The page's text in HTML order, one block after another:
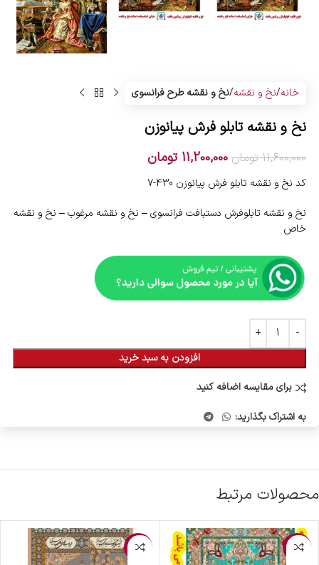
خانه نخ و نقشه نخ و نقشه طرح فرانسوی
نخ و نقشه تابلو فرش پیانوزن
11,600,000 تومان 11,200,000 تومان
کد نخ و نقشه تابلو فرش پیانوزن 430-7
نخ و نقشه تابلوفرش دستبافت فرانسوی – نخ و نقشه مرغوب – نخ و نقشه
خاص
افزودن به سبد خرید
برای مقایسه اضافه کنید
به اشتراک بگذارید:
محصولات مرتبط
-1%
-3%